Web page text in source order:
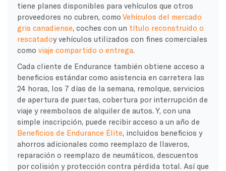
tiene planes disponibles para vehículos que otros
proveedores no cubren, como Vehículos del mercado
gris canadiense , coches con un título reconstruido o
rescatadoy vehículos utilizados con fines comerciales
como viaje compartido o entrega
Cada cliente de Endurance también obtiene acceso a
beneficios estándar como asistencia en carretera las
24 horas, los 7 días de la semana, remolque, servicios
de apertura de puertas, cobertura por interrupción de
viaje y reembolsos de alquiler de autos. Y, con una
simple inscripción, puede recibir acceso a un año de
Beneficios de Endurance Élite , incluidos beneficios y
ahorros adicionales como reemplazo de llaveros,
reparación o reemplazo de neumáticos, descuentos
por colisión y protección contra pérdida total. Así que